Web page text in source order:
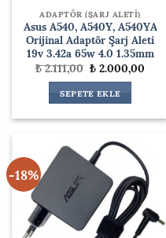
ADAPTÖR (ŞARJ ALETİ)
Asus A540, A540Y, A540YA
Orijinal Adaptör Şarj Aleti
19v 3.42a 65w 4.0 1.35mm
₺2.111,00Orijinal
fiyat:
₺ 2.111,00.
₺2.000,00Şu
SEPETE EKLE
-18%